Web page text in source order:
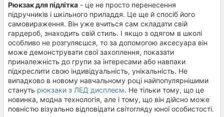
Рюкзак для підлітка - це не просто перенесення
підручників і шкільного приладдя. Це ще й спосіб його
самовираження. Він уже вчиться сам складати свій
гардероб, знаходить свій стиль. І якщо з одягом в школі
особливо не розгуляєшся, то за допомогою аксесуара він
може демонструвати свої захоплення, показати
приналежність до групи за інтересами або навпаки
підкреслити свою індивідуальність, унікальність. Не
випадково в новому навчальному році найпопулярнішими
стануть рюкзаки з ЛЕД дисплеєм. Не тільки тому, що це
новинка, модна технологія, але і тому, що він дійсно може
повністю візуально відповідати світогляду юної особистості.